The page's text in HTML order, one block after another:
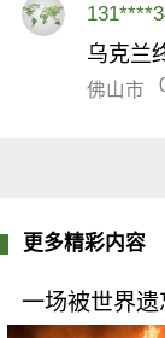
乌克兰
佛山市
更多精彩内容
一场被世界